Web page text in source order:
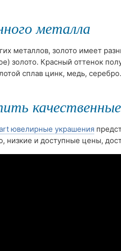
металла
металлов, золото имеет
золото. Красный оттенок
сплав цинк, медь,
ювелирные украшения
низкие и доступные цены,